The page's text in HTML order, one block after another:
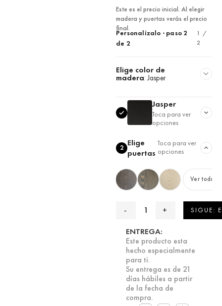
Este es el precio inicial. Al elegir
madera y puertas verás el precio
final.
Personalízalo · paso 2
de 2
1 /
2
Elige color de
madera: Jasper
Jasper
Toca para ver
opciones
2 Elige
puertas
Toca para ver
opciones
Ver todas
SIGUE:
ENTREGA:
Este producto esta
hecho especialmente
para ti.
Su entrega es de 21
días hábiles a partir
de la fecha de
compra.